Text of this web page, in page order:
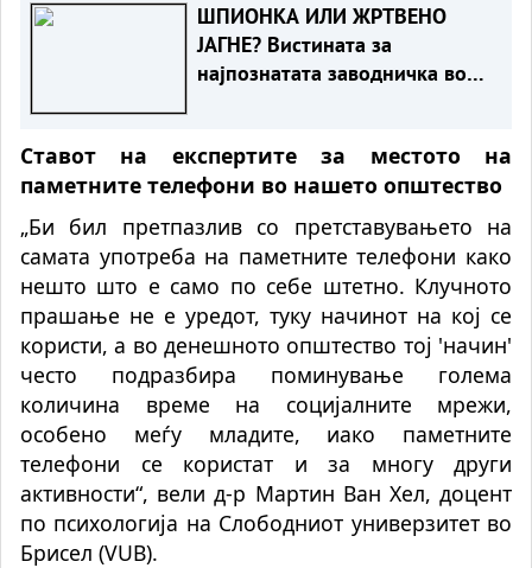
ШПИОНКА ИЛИ ЖРТВЕНО
ЈАГНЕ? Вистината за
најпознатата заводничка во
Ставот на експертите за местото на
паметните телефони во нашето општество
„Би бил претпазлив со претставувањето на
самата употреба на паметните телефони како
нешто што е само по себе штетно. Клучното
прашање не е уредот, туку начинот на кој се
користи, а во денешното општество тој 'начин'
често подразбира поминување голема
количина време на социјалните мрежи,
особено меѓу младите, иако паметните
телефони се користат и за многу други
активности“, вели д-р Мартин Ван Хел, доцент
по психологија на Слободниот универзитет во
Брисел (VUB).